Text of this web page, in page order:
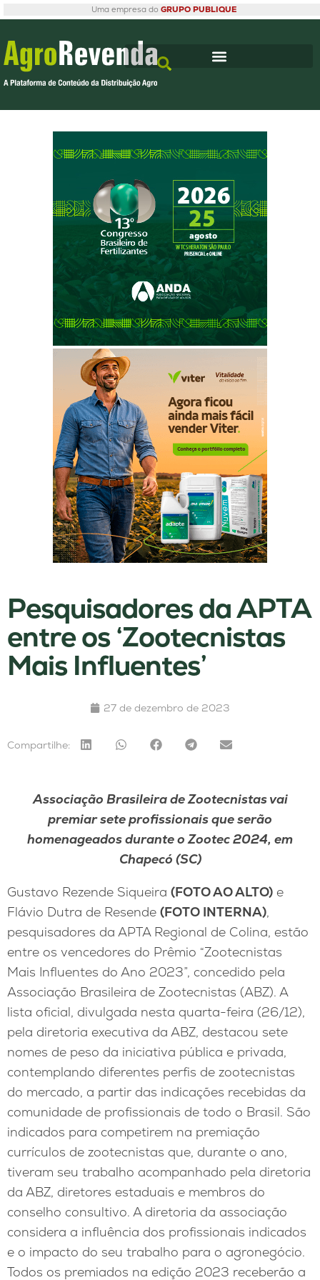
Uma empresa do GRUPO PUBLIQUE
Pesquisadores da APTA
entre os ‘Zootecnistas
Mais Influentes’
27 de dezembro de 2023
Compartilhe:
Associação Brasileira de Zootecnistas vai
premiar sete profissionais que serão
homenageados durante o Zootec 2024, em
Chapecó (SC)
Gustavo Rezende Siqueira (FOTO AO ALTO) e
Flávio Dutra de Resende (FOTO INTERNA),
pesquisadores da APTA Regional de Colina, estão
entre os vencedores do Prêmio “Zootecnistas
Mais Influentes do Ano 2023”, concedido pela
Associação Brasileira de Zootecnistas (ABZ). A
lista oficial, divulgada nesta quarta-feira (26/12),
pela diretoria executiva da ABZ, destacou sete
nomes de peso da iniciativa pública e privada,
contemplando diferentes perfis de zootecnistas
do mercado, a partir das indicações recebidas da
comunidade de profissionais de todo o Brasil. São
indicados para competirem na premiação
currículos de zootecnistas que, durante o ano,
tiveram seu trabalho acompanhado pela diretoria
da ABZ, diretores estaduais e membros do
conselho consultivo. A diretoria da associação
considera a influência dos profissionais indicados
e o impacto do seu trabalho para o agronegócio.
Todos os premiados na edição 2023 receberão a